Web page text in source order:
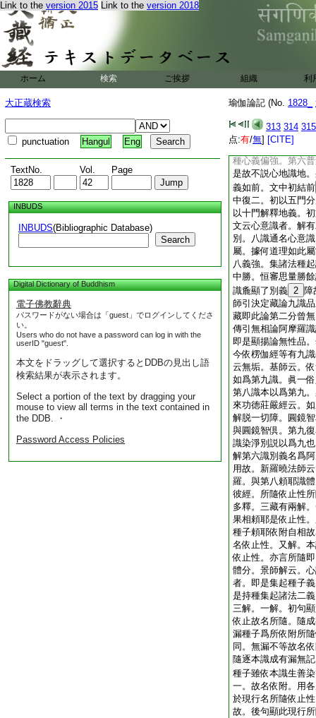
Link to the version 2015 Link to the version 2018
ホーム 検索 ご挨拶 組織 利
大正蔵検索
punctuation Hangul Eng
TextNo. Vol. Page
INBUDS
INBUDS(Bibliographic Database)
Search
Digital Dictionary of Buddhism
電子佛教辭典
パスワードがない場合は「guest」でログインしてくださ
い。
Users who do not have a password can log in with the
userID "guest".
本文をドラッグして選択するとDDBの見出し語
検索結果が表示されます。
Select a portion of the text by dragging your
mouse to view all terms in the text contained in
the DDB. ・
Password Access Policies
瑜伽論記 (No. 1828_
313 314 315
点:有/無] [CITE]
安立。七勢用。八
論約六識明五心次
第也。或善或染相
眼識唯一刹那。一
意地第二 六七八
應三語。故但言意
機門但有六識。六
名故但言意。所依
故不言身相應。準
皆同有心意識義。
義等故但言意。皆
種心義偏強。第六
是故不説心地識地
義如前。文中初結前
中復二。初以五門
以十門解釋地義。
文云心意識者。解
別。八識通名心意
屬。據何道理如此
八義強。集諸法種
中勝。恒審思量勝
識麁顯了別義 2 障
師引決定藏論九識
藏即此論第二分曾
傳引無相論阿摩羅
即是顯揚論無性品
今依楞伽經等有九
云無垢。基師云。
如爲第九識。眞一
第八識本以爲第九
來功徳莊嚴經云。
解脱一切障。圓鏡
與圓鏡智倶。第九
識染淨別説以爲九
解第六識別義名爲
用故。新羅曉法師
羅。與第八頼耶識
彼經。所隨依止性
多釋。三藏有兩解
果相頼耶是依止性
種子頼耶依附自相
名依止性。又解。
依止性。亦言所隨
體分。景師解云。
者。即是集起種子
是持種集起諸法二
三解。一解。初句
依止故名所隨。隨
漏種子爲所依附所
同。無漏不等故名
隨逐本識成有漏無
種子雖依本識生善
一。故名依附。用
於現行名所隨依止
故。後句顯此現行